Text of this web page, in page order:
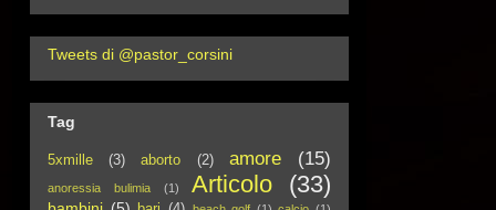
Tweets di @pastor_corsini
Tag
5xmille (3) aborto (2) amore (15)
anoressia bulimia (1) Articolo (33)